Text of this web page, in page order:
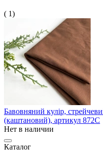
( 1)
Бавовняний кулір,
(каштановий), артикул 872С
Нет в наличии
Каталог